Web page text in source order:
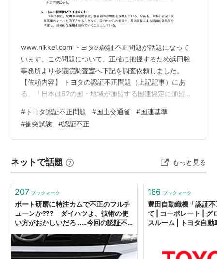
www.nikkei.com トヨタの認証不正問題が話題になって
います。この問題について、正確に把握するため浜田聡
事務所より参議院調査室へ下記を調査依頼しました。
【依頼内容】 トヨタの認証不正問題（上記記事）にあ
る、「日本は62の国・地域が加盟する国連協定に加盟し
協定名と該当箇所（合致させている（認証）基準） ②現
在の認証基準の数値の根拠（1100㎏の根拠） 【回答】
①加盟する国連協定と、衝突試験について合致させてい
https://www.mofa.go.jp/mofaj/gaiko/treaty/…
# トヨタ認証不正問題 #国土交通省 #国連基準
#衝突試験 #認証不正
ネットで話題 もっと見る
207 ブックマーク
ポート研磨に特注カムで不正のフルチ
ューンか??? ダイハツよ、技術の使
い方がおかしいだろ……今回の認証不
- 自動車情報誌「ベストカー」
186 ブックマーク
豊田自動織機「認証
て | コーポレート | グ
スルーム | トヨタ自動